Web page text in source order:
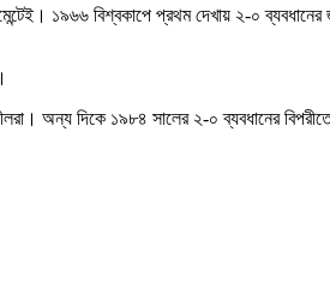
১৯৬৬ বিশ্বকাপে প্রথম দেখায় ২-০ ব্যবধানের
অন্য দিকে ১৯৮৪ সালের ২-০ ব্যবধানের